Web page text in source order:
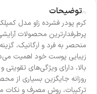
توضیحات
منحصر به فرد و ارگانیک،
زیبایی پوست خود اهمیت
بالا، دارای ویژگی‌های
روزانه جایگزین بسیاری از
ترکیبات، روش مصرف و نکات